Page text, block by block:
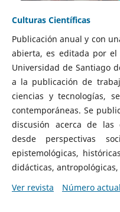
Culturas Científicas
Publicación anual y con
abierta, es editada por
Universidad de Santiago
a la publicación de
ciencias y tecnologías,
contemporáneas. Se
discusión acerca de las
desde perspectivas
epistemológicas,
didácticas, antropológicas,
Ver revista
Número actual